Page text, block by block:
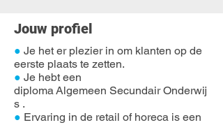
Jouw profiel
● Je het er plezier in om klanten op de
eerste plaats te zetten.
● Je hebt een
diploma Algemeen Secundair Onderwij
s .
● Ervaring in de retail of horeca is een